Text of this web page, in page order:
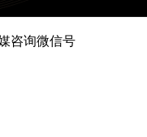
咨询微信号